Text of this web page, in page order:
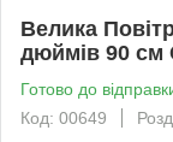
Велика
дюймів 90 см
Готово до
Код: 00649